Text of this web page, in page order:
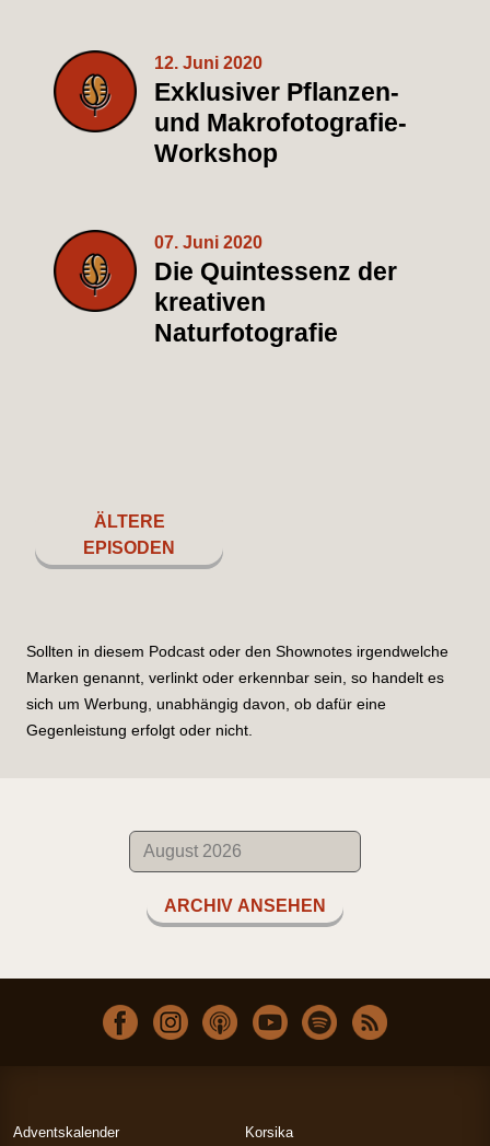
12. Juni 2020
Exklusiver Pflanzen-
und Makrofotografie-
Workshop
07. Juni 2020
Die Quintessenz der
kreativen
Naturfotografie
ÄLTERE
EPISODEN
Sollten in diesem Podcast oder den Shownotes irgendwelche
Marken genannt, verlinkt oder erkennbar sein, so handelt es
sich um Werbung, unabhängig davon, ob dafür eine
Gegenleistung erfolgt oder nicht.
ARCHIV ANSEHEN
Adventskalender
Korsika